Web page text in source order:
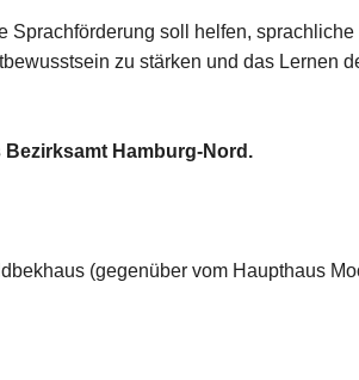
soll helfen,
zu stärken und das Lernen
Hamburg-Nord.
(gegenüber vom Haupthaus